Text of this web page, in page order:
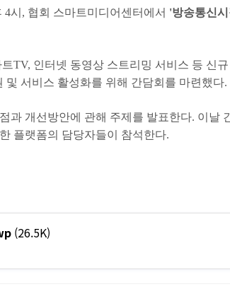
4시 , 협회 스마트미디어센터에서 '방송통신시
TV, 인터넷 동영상 스트리밍 서비스 등 신
서비스 활성화를 위해 간담회를 마련했다.
과 개선방안에 관해 주제를 발표한다. 이날
플랫폼의 담당자들이 참석한다.
(26.5K)